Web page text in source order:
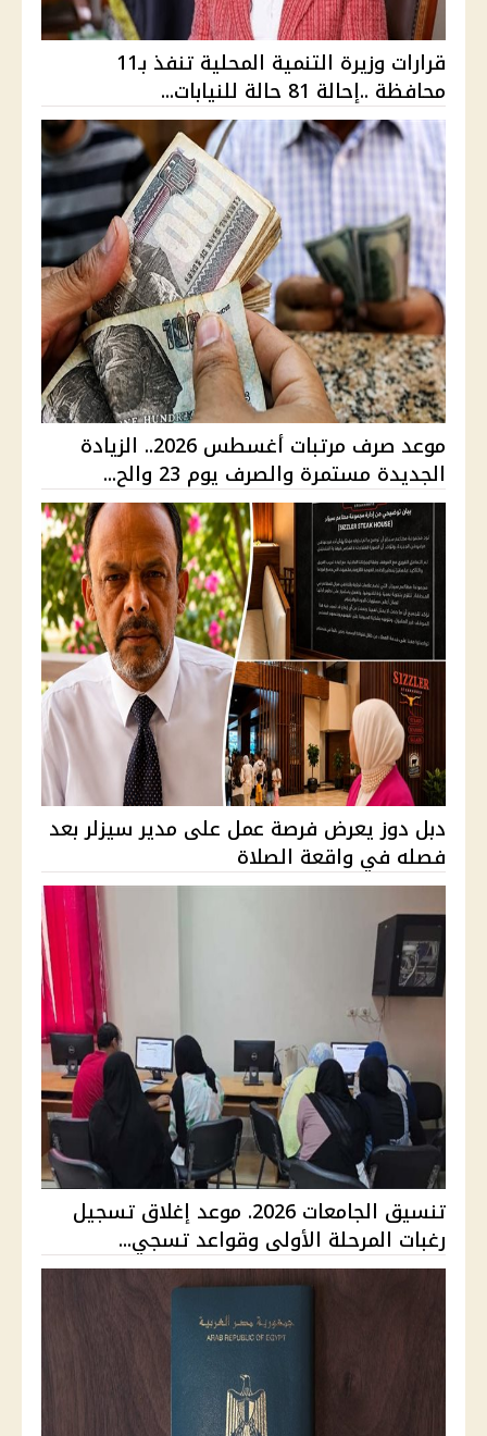
قرارات وزيرة التنمية المحلية تنفذ بـ11
محافظة ..إحالة 81 حالة للنيابات...
موعد صرف مرتبات أغسطس 2026.. الزيادة
الجديدة مستمرة والصرف يوم 23 والح...
دبل دوز يعرض فرصة عمل على مدير سيزلر بعد
فصله في واقعة الصلاة
تنسيق الجامعات 2026. موعد إغلاق تسجيل
رغبات المرحلة الأولى وقواعد تسجي...